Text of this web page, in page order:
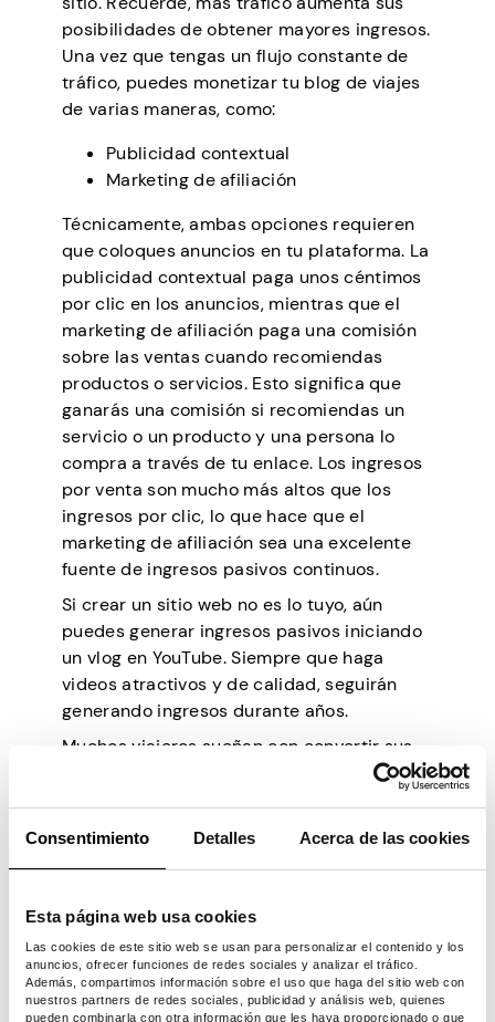
Consentimiento Detalles Acerca de las cookies
Esta página web usa cookies
Las cookies de este sitio web se usan para personalizar el contenido y los
anuncios, ofrecer funciones de redes sociales y analizar el tráfico.
Además, compartimos información sobre el uso que haga del sitio web con
nuestros partners de redes sociales, publicidad y análisis web, quienes
pueden combinarla con otra información que les haya proporcionado o que
posibilidades de obtener mayores ingresos.
Una vez que tengas un flujo constante de
tráfico, puedes monetizar tu blog de viajes
de varias maneras, como:
Publicidad contextual
Marketing de afiliación
Técnicamente, ambas opciones requieren
que coloques anuncios en tu plataforma. La
publicidad contextual paga unos céntimos
por clic en los anuncios, mientras que el
marketing de afiliación paga una comisión
sobre las ventas cuando recomiendas
productos o servicios. Esto significa que
ganarás una comisión si recomiendas un
servicio o un producto y una persona lo
compra a través de tu enlace. Los ingresos
por venta son mucho más altos que los
ingresos por clic, lo que hace que el
marketing de afiliación sea una excelente
fuente de ingresos pasivos continuos.
Si crear un sitio web no es lo tuyo, aún
puedes generar ingresos pasivos iniciando
un vlog en YouTube. Siempre que haga
videos atractivos y de calidad, seguirán
generando ingresos durante años.
Muchos viajeros sueñan con convertir sus
experiencias de viaje en una fuente de
Los productos digitales se han vuelto cada
vez más populares como fuente de ingresos
pasivos entre los viajeros. Estos productos